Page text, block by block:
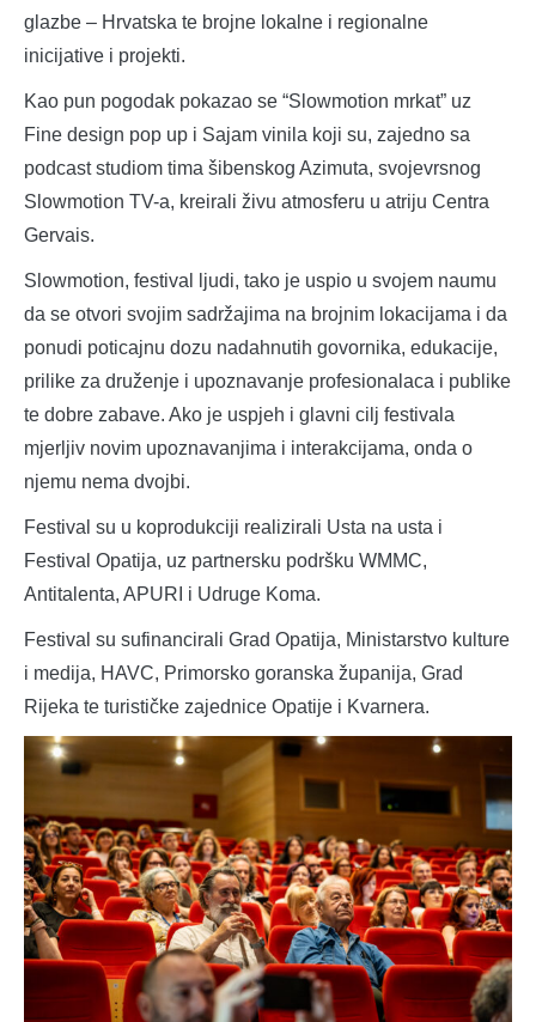
glazbe – Hrvatska te brojne lokalne i regionalne
inicijative i projekti.
Kao pun pogodak pokazao se “Slowmotion mrkat” uz
Fine design pop up i Sajam vinila koji su, zajedno sa
podcast studiom tima šibenskog Azimuta, svojevrsnog
Slowmotion TV-a, kreirali živu atmosferu u atriju Centra
Gervais.
Slowmotion, festival ljudi, tako je uspio u svojem naumu
da se otvori svojim sadržajima na brojnim lokacijama i da
ponudi poticajnu dozu nadahnutih govornika, edukacije,
prilike za druženje i upoznavanje profesionalaca i publike
te dobre zabave. Ako je uspjeh i glavni cilj festivala
mjerljiv novim upoznavanjima i interakcijama, onda o
njemu nema dvojbi.
Festival su u koprodukciji realizirali Usta na usta i
Festival Opatija, uz partnersku podršku WMMC,
Antitalenta, APURI i Udruge Koma.
Festival su sufinancirali Grad Opatija, Ministarstvo kulture
i medija, HAVC, Primorsko goranska županija, Grad
Rijeka te turističke zajednice Opatije i Kvarnera.